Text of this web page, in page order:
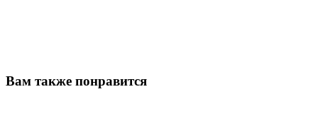
Вам также понравится